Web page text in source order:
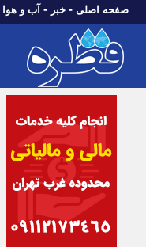
صفحه اصلی - خبر - آب و هوا